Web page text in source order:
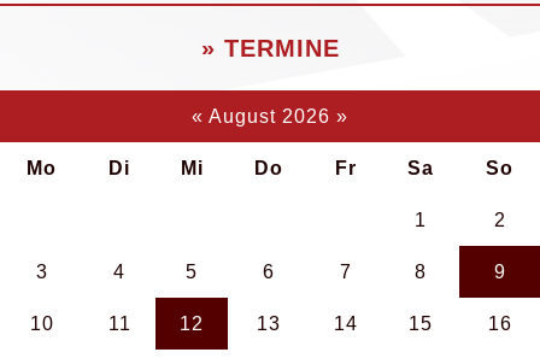
» TERMINE
« August 2026 »
Mo Di Mi Do Fr Sa So
1 2
3 4 5 6 7 8 9
10 11 12 13 14 15 16